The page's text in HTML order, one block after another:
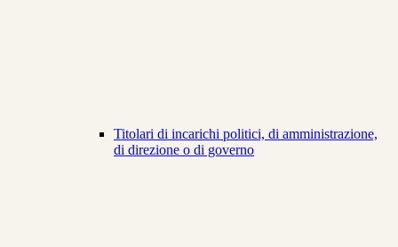
Titolari di incarichi politici, di amministrazione,
di direzione o di governo